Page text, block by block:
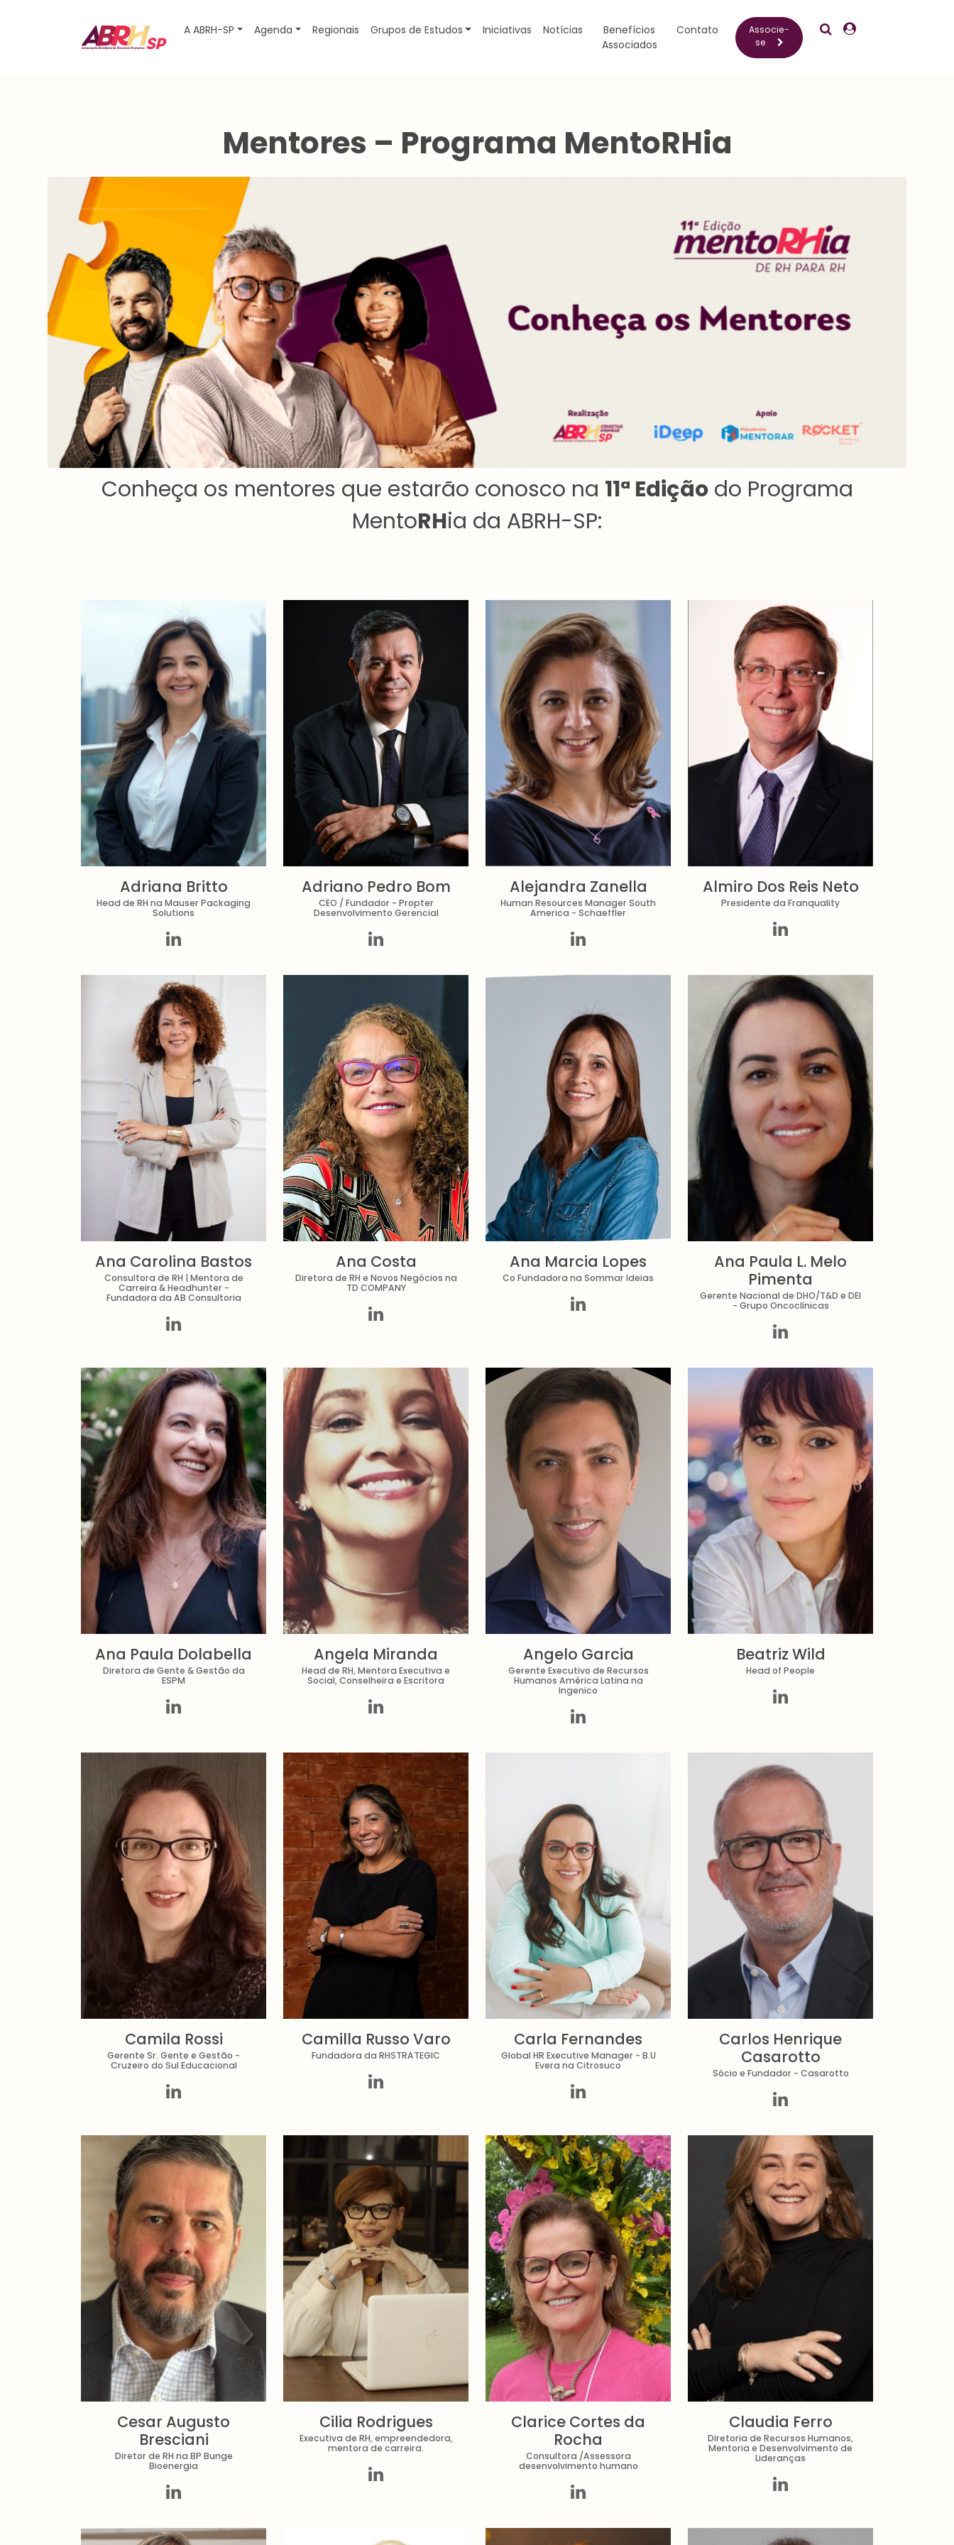
Navegação principal
A ABRH-SP Agenda Regionais Grupos de Estudos Iniciativas Notícias
Benefícios
Associados
Contato
Associe-
se
PesquisarCrescentia
Mentores – Programa MentoRHia
Conheça os mentores que estarão conosco na 11ª Ediçãodo Programa
MentoRHia da ABRH-SP:
Adriana Britto
Head de RH na Mauser Packaging
Solutions
Adriano Pedro Bom
CEO / Fundador - Propter
Desenvolvimento Gerencial
Alejandra Zanella
Human Resources Manager South
America - Schaeffler
Almiro Dos Reis Neto
Presidente da Franquality
Ana Carolina Bastos
Consultora de RH | Mentora de
Carreira & Headhunter -
Fundadora da AB Consultoria
Ana Costa
Diretora de RH e Novos Negócios na
TD COMPANY
Ana Marcia Lopes
Co Fundadora na Sommar Ideias
Ana Paula L. Melo
Pimenta
Gerente Nacional de DHO/T&D e DEI
- Grupo Oncoclínicas
Ana Paula Dolabella
Diretora de Gente & Gestão da
ESPM
Angela Miranda
Head de RH, Mentora Executiva e
Social, Conselheira e Escritora
Angelo Garcia
Gerente Executivo de Recursos
Humanos América Latina na
Ingenico
Beatriz Wild
Head of People
Camila Rossi
Gerente Sr. Gente e Gestão -
Cruzeiro do Sul Educacional
Camilla Russo Varo
Fundadora da RHSTRATEGIC
Carla Fernandes
Global HR Executive Manager - B.U
Evera na Citrosuco
Carlos Henrique
Casarotto
Sócio e Fundador - Casarotto
Cesar Augusto
Bresciani
Diretor de RH na BP Bunge
Bioenergia
Cilia Rodrigues
Executiva de RH, empreendedora,
mentora de carreira.
Clarice Cortes da
Rocha
Consultora /Assessora
desenvolvimento humano
Claudia Ferro
Diretoria de Recursos Humanos,
Mentoria e Desenvolvimento de
Lideranças